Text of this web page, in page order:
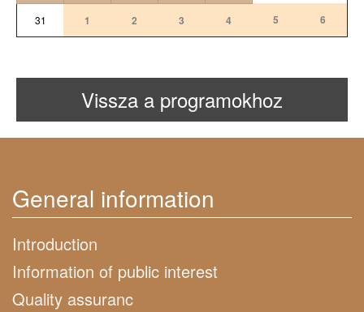
31 1 2 3 4 5 6
Vissza a programokhoz
General information
Introduction
Information of public interest
Quality assuranc